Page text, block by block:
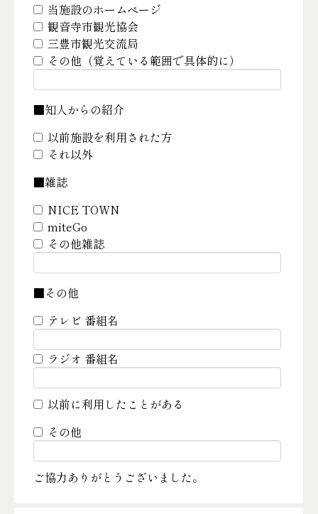
当施設のホームページ
観音寺市観光協会
三豊市観光交流局
その他（覚えている範囲で具体的に）
■知人からの紹介
以前施設を利用された方
それ以外
■雑誌
NICE TOWN
miteGo
その他雑誌
■その他
テレビ 番組名
ラジオ 番組名
以前に利用したことがある
その他
ご協力ありがとうございました。